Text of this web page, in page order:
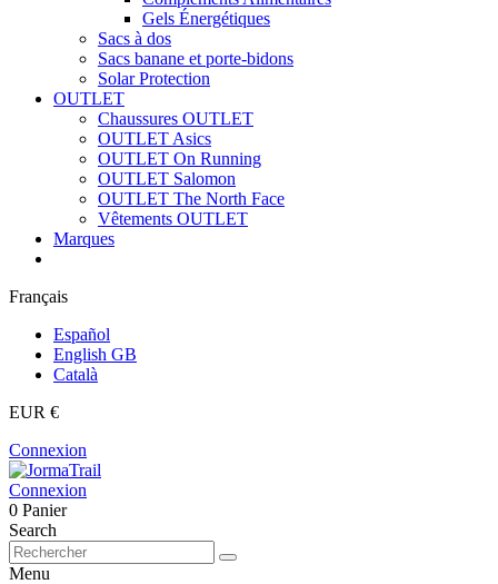
Gels Énergétiques
Sacs à dos
Sacs banane et porte-bidons
Solar Protection
OUTLET
Chaussures OUTLET
OUTLET Asics
OUTLET On Running
OUTLET Salomon
OUTLET The North Face
Vêtements OUTLET
Marques
Français
Español
English GB
Català
EUR €
Connexion
Connexion
0 Panier
Search
Menu